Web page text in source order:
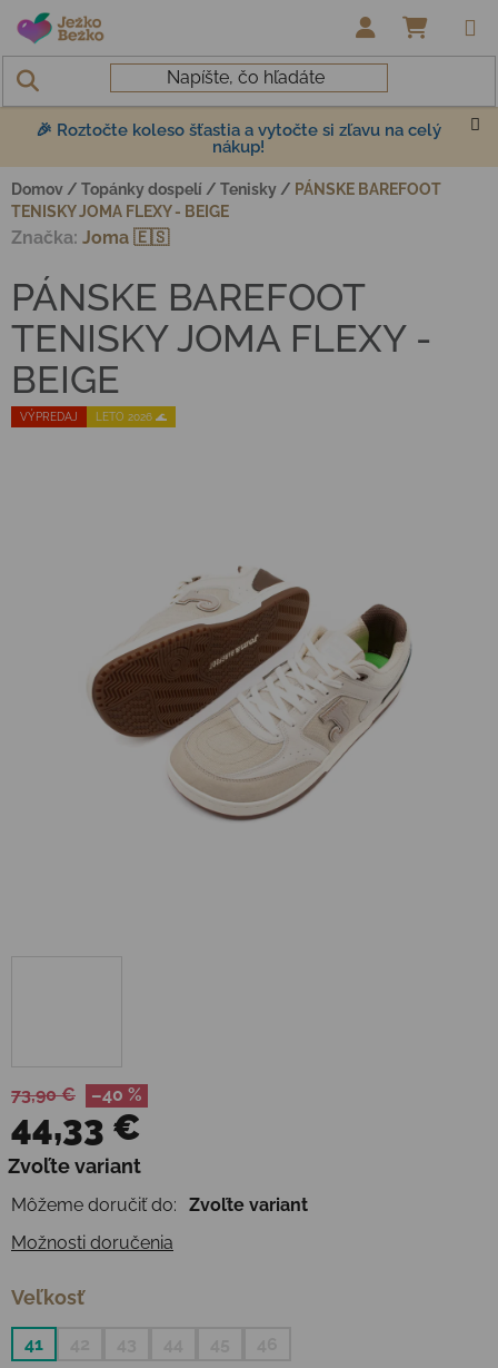
Prejsť na obsah
🎉 Roztočte koleso šťastia a vytočte si zľavu na celý
nákup!
Domov / Topánky dospelí / Tenisky / PÁNSKE BAREFOOT
TENISKY JOMA FLEXY - BEIGE
73,90 € –40 %
44,33 €
Jednotková cena:
Zvoľte variant
Môžeme doručiť do:
Zvoľte variant
Možnosti doručenia
Veľkosť
41
VÝPREDAJ LETO 2026 🌊
PÁNSKE BAREFOOT
TENISKY JOMA FLEXY -
BEIGE
Značka: Joma 🇪🇸